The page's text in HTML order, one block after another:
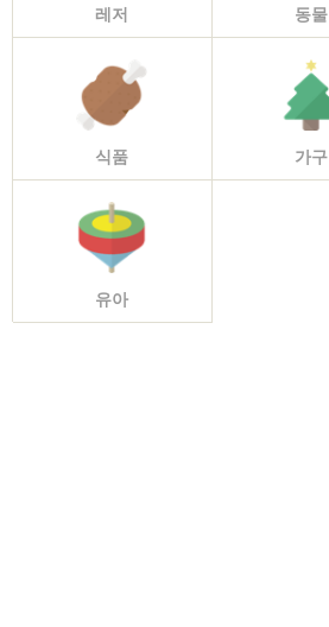
레저 동물
식품 가구
유아